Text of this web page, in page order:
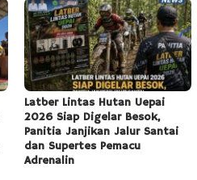
Latber Lintas Hutan Uepai
2026 Siap Digelar Besok,
Panitia Janjikan Jalur Santai
dan Supertes Pemacu
Adrenalin